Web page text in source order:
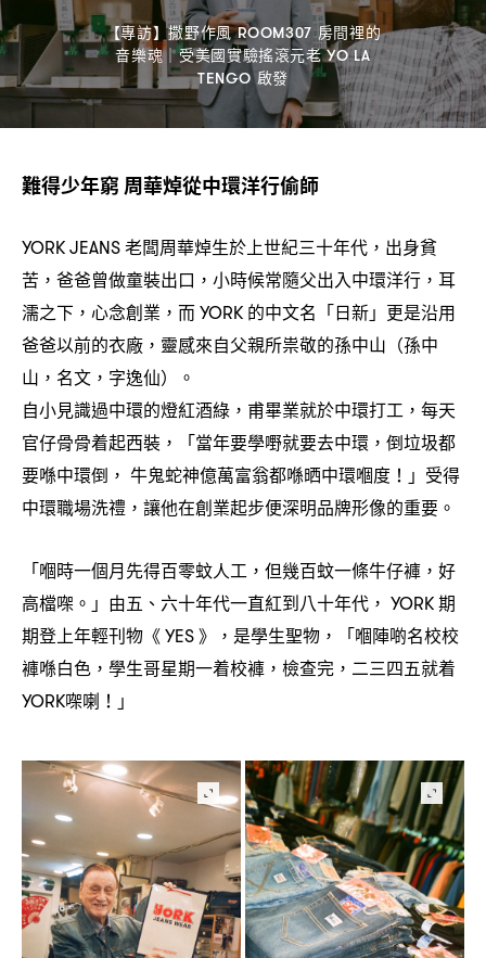
【專訪】撒野作風ROOM307房間裡的
音樂魂｜受美國實驗搖滾元老YO LA
TENGO啟發
難得少年窮周華焯從中環洋行偷師
YORK JEANS老闆周華焯生於上世紀三十年代 ， 出身貧
苦 ， 爸爸曾做童裝出口 ， 小時候常隨父出入中環洋行 ， 耳
濡之下 ， 心念創業 ， 而YORK 的中文名「日新」更是沿用
爸爸以前的衣廠 ， 靈感來自父親所祟敬的孫中山 （孫中
山 ， 名文 ， 字逸仙）
。
自小見識過中環的燈紅酒綠 ， 甫畢業就於中環打工 ， 每天
官仔骨骨着起西裝 ， 「當年要學嘢就要去中環 ， 倒垃圾都
要喺中環倒 ， 牛鬼蛇神億萬富翁都喺晒中環嗰度 ！ 」受得
中環職場洗禮 ， 讓他在創業起步便深明品牌形像的重要。
「嗰時一個月先得百零蚊人工 ， 但幾百蚊一條牛仔褲 ， 好
高檔㗎。」由五、六十年代一直紅到八十年代 ， YORK期
期登上年輕刊物《YES》 ， 是學生聖物 ，
「嗰陣啲名校校
褲喺白色 ， 學生哥星期一着校褲 ， 檢查完 ， 二三四五就着
YORK㗎喇 ！ 」